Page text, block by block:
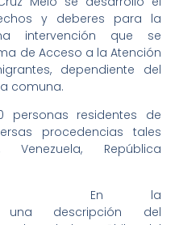
y deberes para la
intervención que se
de Acceso a la Atención
dependiente del
comuna.
personas residentes de
procedencias tales
República
En la
descripción del